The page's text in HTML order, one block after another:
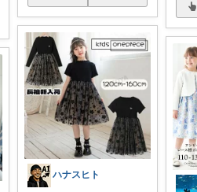
ハナスヒト